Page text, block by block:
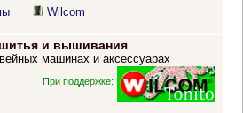
Wilcom
и вышивания
машинах и аксессуарах
При поддержке: